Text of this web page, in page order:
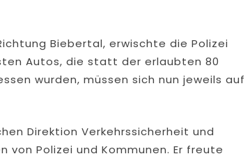
Biebertal, erwischte die Polizei
Autos, die statt der erlaubten 80
wurden, müssen sich nun jeweils auf
Direktion Verkehrssicherheit und
Polizei und Kommunen. Er freute